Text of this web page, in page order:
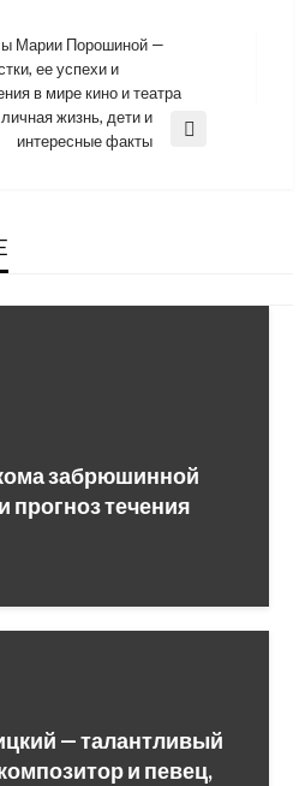
Марии Порошиной —
ее успехи и
в мире кино и театра
жизнь, дети и
интересные факты
забрюшинной
прогноз течения
— талантливый
и певец,